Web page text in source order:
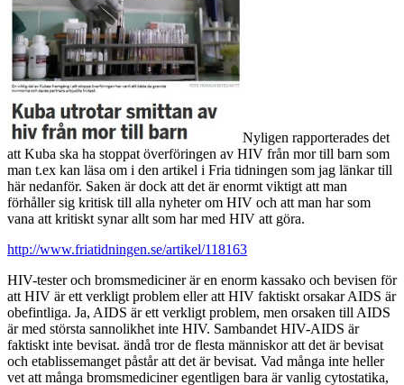
Nyligen rapporterades det
att Kuba ska ha stoppat överföringen av HIV från mor till barn som
man t.ex kan läsa om i den artikel i Fria tidningen som jag länkar till
här nedanför. Saken är dock att det är enormt viktigt att man
förhåller sig kritisk till alla nyheter om HIV och att man har som
vana att kritiskt synar allt som har med HIV att göra.
http://www.friatidningen.se/artikel/118163
HIV-tester och bromsmediciner är en enorm kassako och bevisen för
att HIV är ett verkligt problem eller att HIV faktiskt orsakar AIDS är
obefintliga. Ja, AIDS är ett verkligt problem, men orsaken till AIDS
är med största sannolikhet inte HIV. Sambandet HIV-AIDS är
faktiskt inte bevisat. ändå tror de flesta människor att det är bevisat
och etablissemanget påstår att det är bevisat. Vad många inte heller
vet att många bromsmediciner egentligen bara är vanlig cytostatika,